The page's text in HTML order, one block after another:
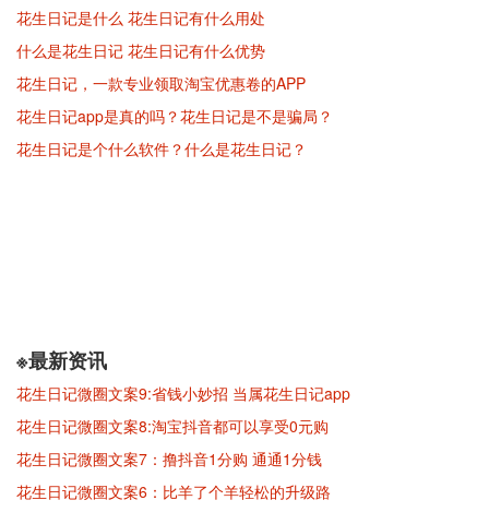
花生日记是什么 花生日记有什么用处
什么是花生日记 花生日记有什么优势
花生日记，一款专业领取淘宝优惠卷的APP
花生日记app是真的吗？花生日记是不是骗局？
花生日记是个什么软件？什么是花生日记？
※最新资讯
花生日记微圈文案9:省钱小妙招 当属花生日记app
花生日记微圈文案8:淘宝抖音都可以享受0元购
花生日记微圈文案7：撸抖音1分购 通通1分钱
花生日记微圈文案6：比羊了个羊轻松的升级路